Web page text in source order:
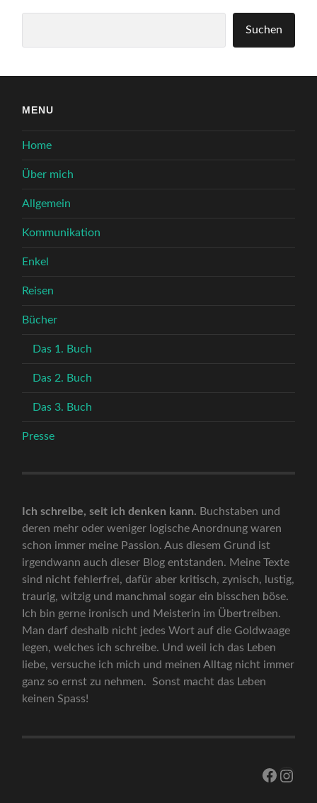
Suchen
MENU
Home
Über mich
Allgemein
Kommunikation
Enkel
Reisen
Bücher
Das 1. Buch
Das 2. Buch
Das 3. Buch
Presse
Ich schreibe, seit ich denken kann. Buchstaben und
deren mehr oder weniger logische Anordnung waren
schon immer meine Passion. Aus diesem Grund ist
irgendwann auch dieser Blog entstanden. Meine Texte
sind nicht fehlerfrei, dafür aber kritisch, zynisch, lustig,
traurig, witzig und manchmal sogar ein bisschen böse.
Ich bin gerne ironisch und Meisterin im Übertreiben.
Man darf deshalb nicht jedes Wort auf die Goldwaage
legen, welches ich schreibe. Und weil ich das Leben
liebe, versuche ich mich und meinen Alltag nicht immer
ganz so ernst zu nehmen. Sonst macht das Leben
keinen Spass!